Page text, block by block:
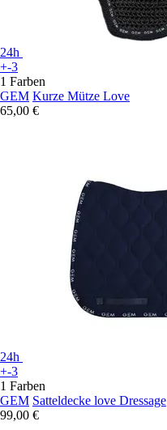
24h
+-3
1 Farben
GEM Kurze Mütze Love
65,00 €
24h
+-3
1 Farben
GEM Satteldecke love Dressage
99,00 €